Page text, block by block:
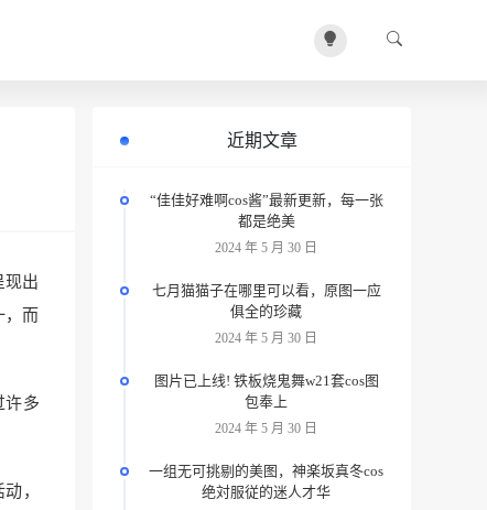
现出
，而
许多
，
近期文章
“佳佳好难啊cos酱”最新更新，每一张
都是绝美
2024 年 5 月 30 日
七月猫猫子在哪里可以看，原图一应
俱全的珍藏
2024 年 5 月 30 日
图片已上线! 铁板烧鬼舞w21套cos图
包奉上
2024 年 5 月 30 日
一组无可挑剔的美图，神楽坂真冬cos
绝対服従的迷人才华